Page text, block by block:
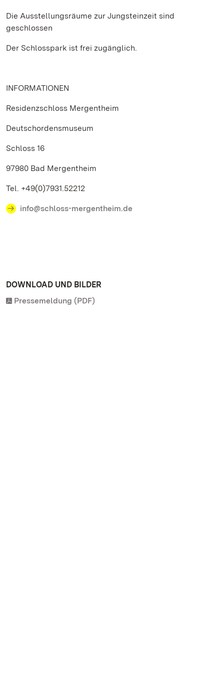
Die Ausstellungsräume zur Jungsteinzeit sind
geschlossen
Der Schlosspark ist frei zugänglich.
INFORMATIONEN
Residenzschloss Mergentheim
Deutschordensmuseum
Schloss 16
97980 Bad Mergentheim
Tel. +49(0)7931.52212
info@schloss-mergentheim.de
DOWNLOAD UND BILDER
Pressemeldung (PDF)